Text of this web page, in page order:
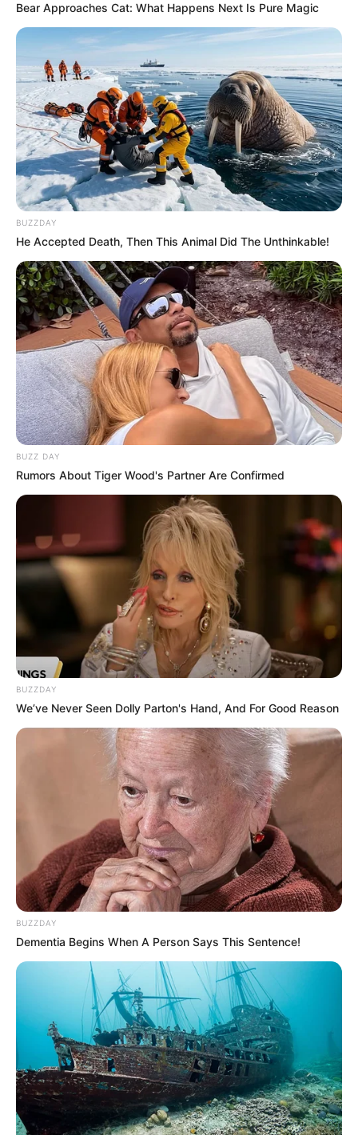
Bear Approaches Cat: What Happens Next Is Pure Magic
BUZZDAY
He Accepted Death, Then This Animal Did The Unthinkable!
BUZZ DAY
Rumors About Tiger Wood's Partner Are Confirmed
BUZZDAY
We’ve Never Seen Dolly Parton's Hand, And For Good Reason
BUZZDAY
Dementia Begins When A Person Says This Sentence!